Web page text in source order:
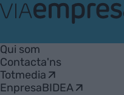
Empresa
Qui som
Contacta'ns
Totmedia
EnpresaBIDEA